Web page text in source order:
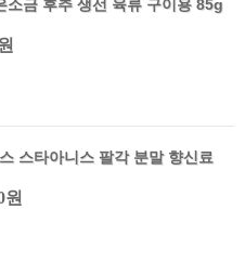
소금 후추 생선 육류 구이용 85g
스타아니스 팔각 분말 향신료
원